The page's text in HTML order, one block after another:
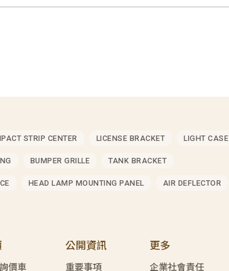
STRIP CENTER LICENSE BRACKET LIGHT CASE
BUMPER GRILLE TANK BRACKET
HEAD LAMP MOUNTING PANEL AIR DEFLECTOR
價車
公開資訊
重要事項
更多
企業社會責任